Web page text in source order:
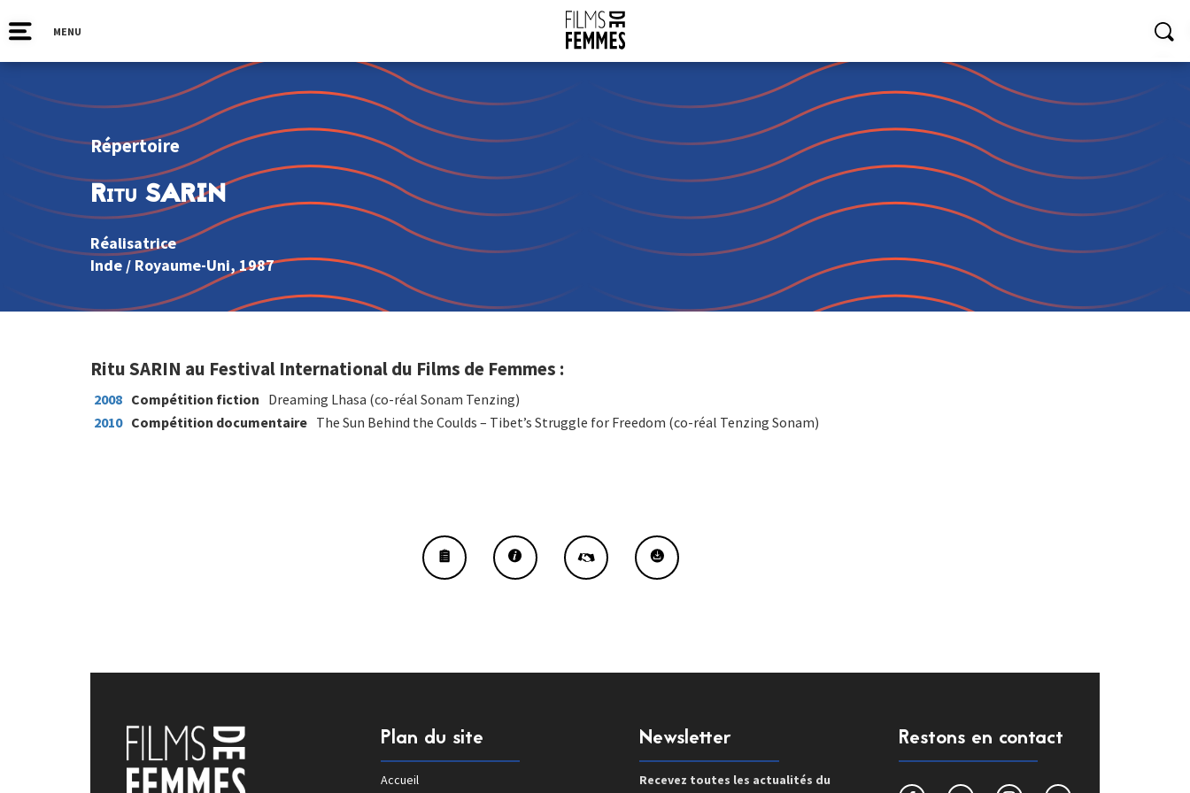
MENU
Répertoire
Ritu SARIN
Réalisatrice
Inde / Royaume-Uni, 1987
Ritu SARIN au Festival International du Films de Femmes :
2008 Compétition fiction Dreaming Lhasa (co-réal Sonam Tenzing)
2010 Compétition documentaire The Sun Behind the Coulds – Tibet’s Struggle for Freedom (co-réal Tenzing Sonam)
Plan du site
Accueil
Newsletter
Recevez toutes les actualités du
Restons en contact